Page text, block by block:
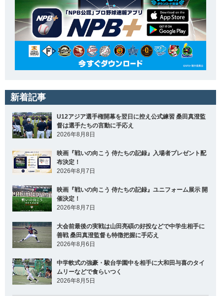
新着記事
U12アジア選手権開幕を翌日に控え公式練習 桑田真澄監
督は選手たちの言動に手応え
2026年8月8日
映画『戦いの向こう 侍たちの記録』入場者プレゼント配
布決定！
2026年8月7日
映画『戦いの向こう 侍たちの記録』ユニフォーム展示 開
催決定！
2026年8月7日
大会前最後の実戦は山田亮碩の好投などで中学生相手に
善戦 桑田真澄監督も特徴把握に手応え
2026年8月6日
中学軟式の強豪・駿台学園中を相手に大和田与喜のタイ
ムリーなどで食らいつく
2026年8月5日